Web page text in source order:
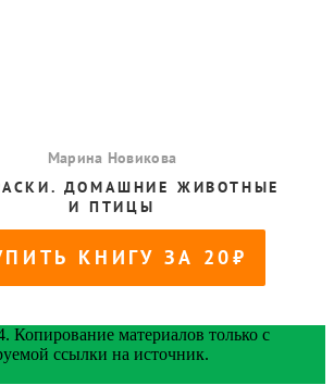
Копирование материалов только с
ссылки на источник.